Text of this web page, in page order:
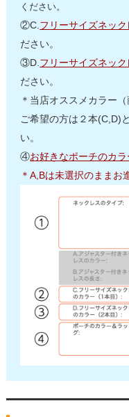
ください。
②C. フリーサイズネッ
ださい。
③D. フリーサイズネッ
ださい。
＊当店オススメカラー
ご希望の方は２本(C,D)
い。
④お好きなポーチのカ
＊A,Bは未選択のままお